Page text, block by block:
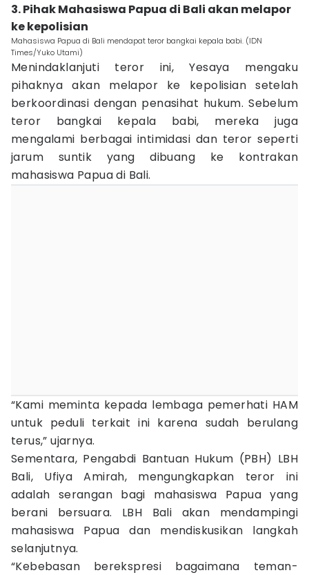
3. Pihak Mahasiswa Papua di Bali akan melapor
ke kepolisian
Mahasiswa Papua di Bali mendapat teror bangkai kepala babi. (IDN
Times/Yuko Utami)
Menindaklanjuti teror ini, Yesaya mengaku
pihaknya akan melapor ke kepolisian setelah
berkoordinasi dengan penasihat hukum. Sebelum
teror bangkai kepala babi, mereka juga
mengalami berbagai intimidasi dan teror seperti
jarum suntik yang dibuang ke kontrakan
mahasiswa Papua di Bali.
“Kami meminta kepada lembaga pemerhati HAM
untuk peduli terkait ini karena sudah berulang
terus,” ujarnya.
Sementara, Pengabdi Bantuan Hukum (PBH) LBH
Bali, Ufiya Amirah, mengungkapkan teror ini
adalah serangan bagi mahasiswa Papua yang
berani bersuara. LBH Bali akan mendampingi
mahasiswa Papua dan mendiskusikan langkah
selanjutnya.
“Kebebasan berekspresi bagaimana teman-